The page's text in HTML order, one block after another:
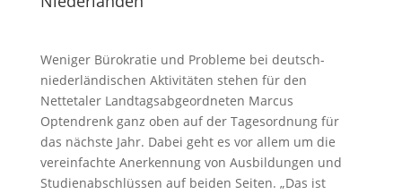
Weniger Bürokratie und Probleme bei deutsch-
niederländischen Aktivitäten stehen für den
Nettetaler Landtagsabgeordneten Marcus
Optendrenk ganz oben auf der Tagesordnung für
das nächste Jahr. Dabei geht es vor allem um die
vereinfachte Anerkennung von Ausbildungen und
Studienabschlüssen auf beiden Seiten. „Das ist